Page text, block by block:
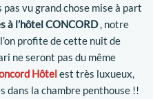
pas vu grand chose mise à part
à l’hôtel CONCORD, notre
profite de cette nuit de
ne seront pas du même
Hôtelest très luxueux,
dans la chambre penthouse !!